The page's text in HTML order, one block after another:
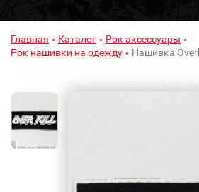
Главная Каталог
Рок аксессуары
Рок нашивки на одежду
Нашивка